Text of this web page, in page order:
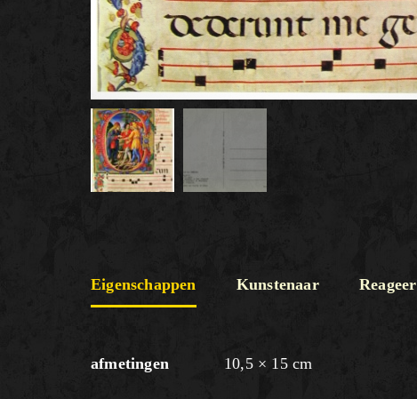
Eigenschappen Kunstenaar Reageer
afmetingen 10,5 × 15 cm